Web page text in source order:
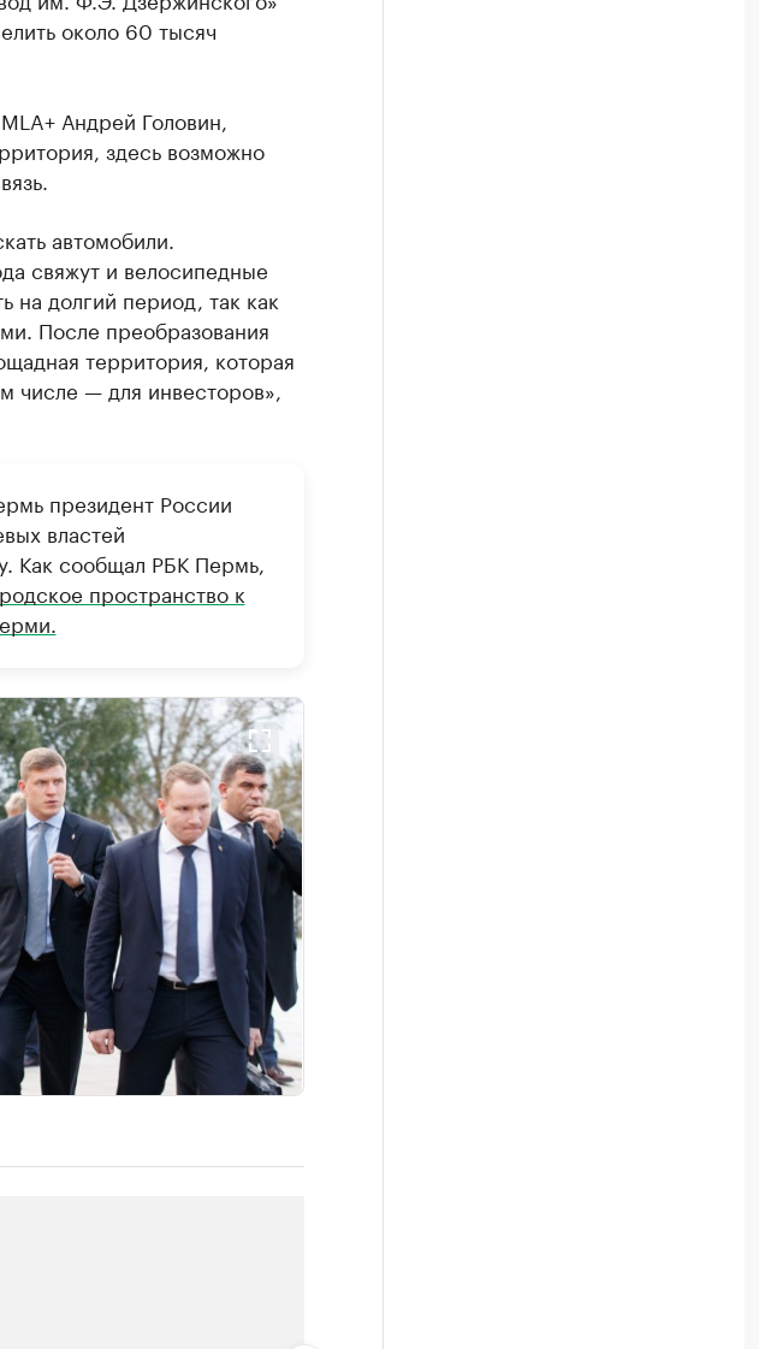
около 60 тысяч
Андрей Головин,
здесь возможно
автомобили.
свяжут и велосипедные
на долгий период, так как
После преобразования
территория, которая
числе — для инвесторов»,
президент России
властей
Как сообщал РБК Пермь,
пространство к